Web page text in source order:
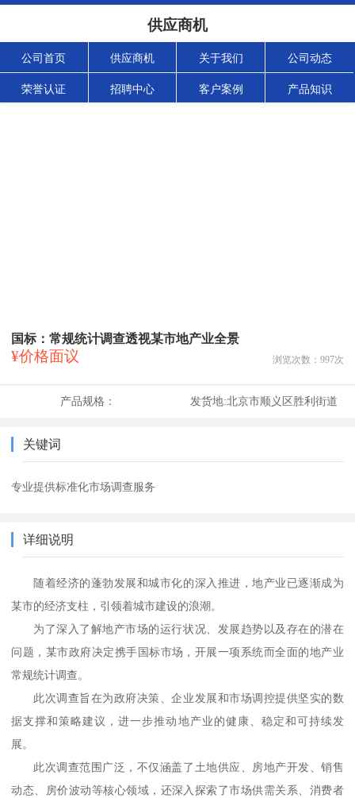
供应商机
公司首页 供应商机 关于我们 公司动态
荣誉认证 招聘中心 客户案例 产品知识
国标：常规统计调查透视某市地产业全景
¥价格面议 浏览次数： 997次
产品规格： 发货地:北京市顺义区胜利街道
关键词
专业提供标准化市场调查服务
详细说明
随着经济的蓬勃发展和城市化的深入推进，地产业已逐渐成为
某市的经济支柱，引领着城市建设的浪潮。
为了深入了解地产市场的运行状况、发展趋势以及存在的潜在
问题，某市政府决定携手国标市场，开展一项系统而全面的地产业
常规统计调查。
此次调查旨在为政府决策、企业发展和市场调控提供坚实的数
据支撑和策略建议，进一步推动地产业的健康、稳定和可持续发
展。
此次调查范围广泛，不仅涵盖了土地供应、房地产开发、销售
动态、房价波动等核心领域，还深入探索了市场供需关系、消费者